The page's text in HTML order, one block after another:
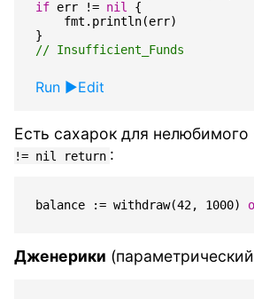
if err != nil
{
fmt . println(err)
}
Run Edit
Есть сахарок для
!= nil return :
balance := withdraw(42, 1000)
Дженерики